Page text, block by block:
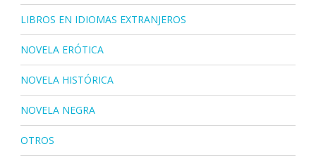
LIBROS EN IDIOMAS EXTRANJEROS
NOVELA ERÓTICA
NOVELA HISTÓRICA
NOVELA NEGRA
OTROS